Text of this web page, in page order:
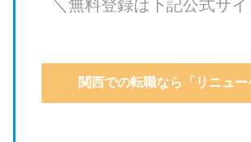
＼無料登録は下記公式サイ
関西での転職なら「リニュー